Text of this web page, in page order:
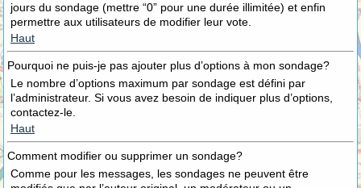
jours du sondage (mettre “0” pour une durée illimitée) et enfin
permettre aux utilisateurs de modifier leur vote.
Haut
Pourquoi ne puis-je pas ajouter plus d’options à mon sondage?
Le nombre d’options maximum par sondage est défini par
l’administrateur. Si vous avez besoin de indiquer plus d’options,
contactez-le.
Haut
Comment modifier ou supprimer un sondage?
Comme pour les messages, les sondages ne peuvent être